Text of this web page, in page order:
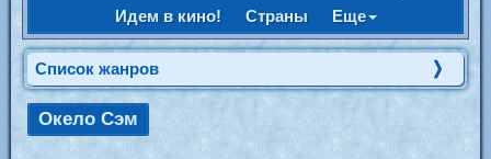
Идем в кино!
Страны Еще
Список жанров
Окело Сэм